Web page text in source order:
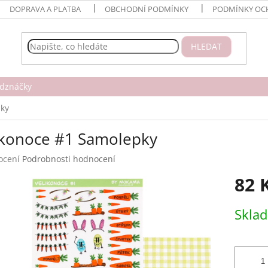
DOPRAVA A PLATBA OBCHODNÍ PODMÍNKY PODMÍNKY
HLEDAT
#1 Samolepky
Podrobnosti hodnocení
82
cena: